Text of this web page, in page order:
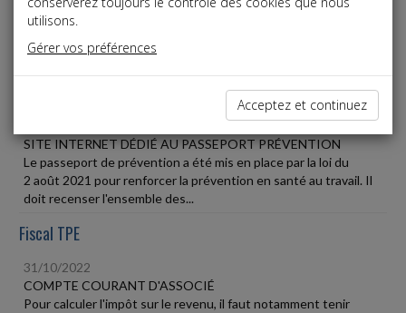
Liste des dernières dépêches
SITE INTERNET DÉDIÉ AU PASSEPORT PRÉVENTION
Le passeport de prévention a été mis en place par la loi du
2 août 2021 pour renforcer la prévention en santé au travail. Il
doit recenser l'ensemble des...
Fiscal TPE
31/10/2022
COMPTE COURANT D'ASSOCIÉ
Pour calculer l'impôt sur le revenu, il faut notamment tenir
utilisons.
Gérer vos préférences
Acceptez et continuez